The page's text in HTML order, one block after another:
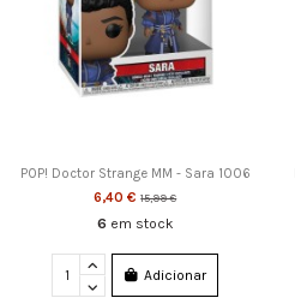
POP! Doctor Strange MM - Sara 1006
6,40 €15,99 €
6 em stock
Adicionar